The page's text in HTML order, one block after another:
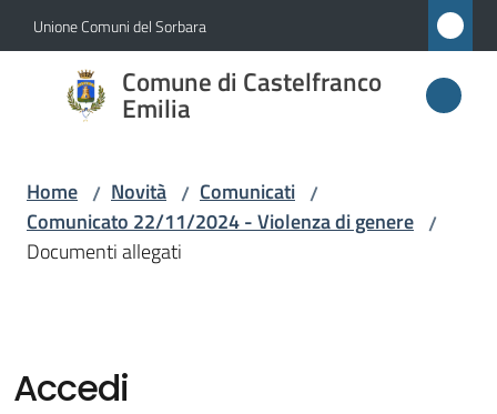
Vai al contenuto
Vai alla navigazione
Vai al footer
Unione Comuni del Sorbara
Comune di Castelfranco
Emilia
Comune di
Castelfranco
Amministrazione
Home / Novità / Comunicati /
Comunicato 22/11/2024 - Violenza di genere /
Documenti allegati
Accedi